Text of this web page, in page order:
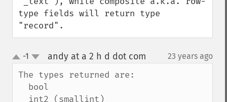
type fields will return type
"record".
up
down
-1 andy at a 2 h d dot com 23 years ago
The types returned are: